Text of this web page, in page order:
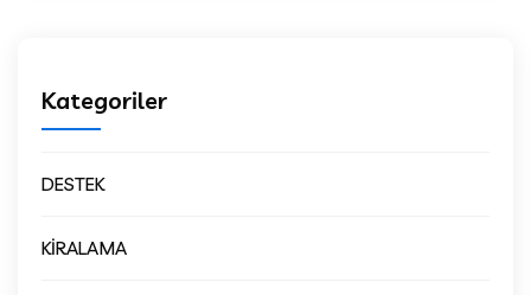
Kategoriler
DESTEK
KİRALAMA